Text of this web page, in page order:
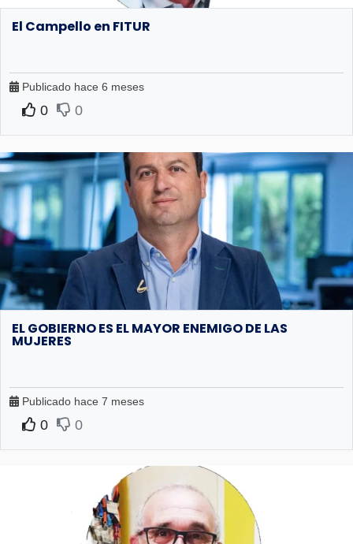
El Campello en FITUR
Publicado hace 6 meses
0 0
EL GOBIERNO ES EL MAYOR ENEMIGO DE LAS
MUJERES
Publicado hace 7 meses
0 0